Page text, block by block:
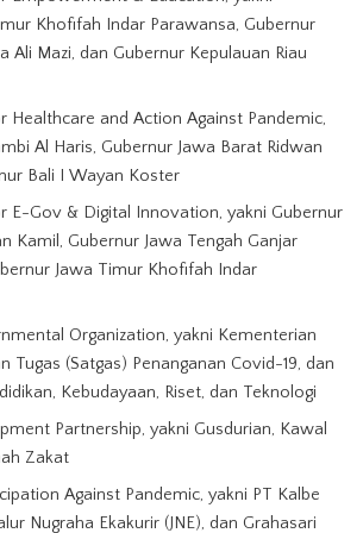
Khofifah Indar Parawansa, Gubernur
Ali Mazi, dan Gubernur Kepulauan Riau
Healthcare and Action Against Pandemic,
Al Haris, Gubernur Jawa Barat Ridwan
Bali I Wayan Koster
E-Gov & Digital Innovation, yakni Gubernur
Kamil, Gubernur Jawa Tengah Ganjar
Jawa Timur Khofifah Indar
Organization, yakni Kementerian
Tugas (Satgas) Penanganan Covid-19, dan
Kebudayaan, Riset, dan Teknologi
Partnership, yakni Gusdurian, Kawal
Zakat
Against Pandemic, yakni PT Kalbe
Nugraha Ekakurir (JNE), dan Grahasari